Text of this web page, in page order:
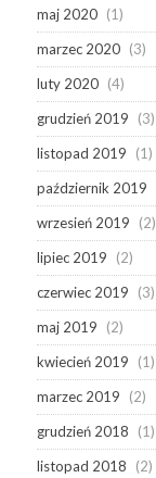
maj 2020 (1)
marzec 2020 (3)
luty 2020 (4)
grudzień 2019
(3)
listopad 2019
(1)
październik 2019
wrzesień 2019
(2)
lipiec 2019
(2)
czerwiec 2019
(3)
maj 2019
(2)
kwiecień 2019
(1)
marzec 2019
(2)
grudzień 2018
(1)
listopad 2018
(2)